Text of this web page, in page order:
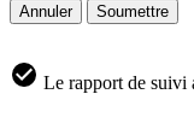
Annuler
Soumettre
Le rapport de suivi